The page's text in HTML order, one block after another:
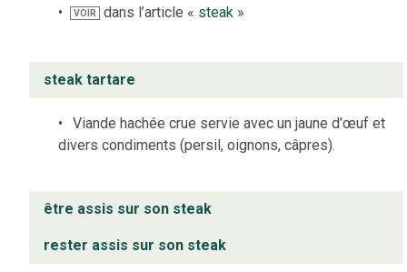
VOIR dans l’article « steak »
steak tartare
Viande hachée crue servie avec un jaune d’œuf et
divers condiments (persil, oignons, câpres).
être assis sur son steak
rester assis sur son steak